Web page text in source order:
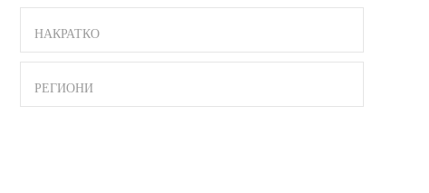
НАКРАТКО
РЕГИОНИ